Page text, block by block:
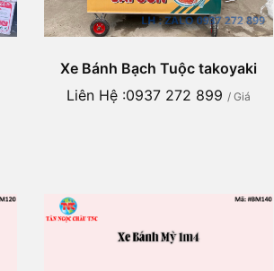
Xe Bánh Bạch Tuộc takoyaki
Liên Hệ :0937 272 899 / Giá